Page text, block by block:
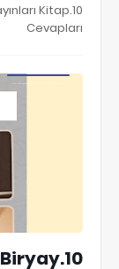
Kitap
Cevapları
Biryay